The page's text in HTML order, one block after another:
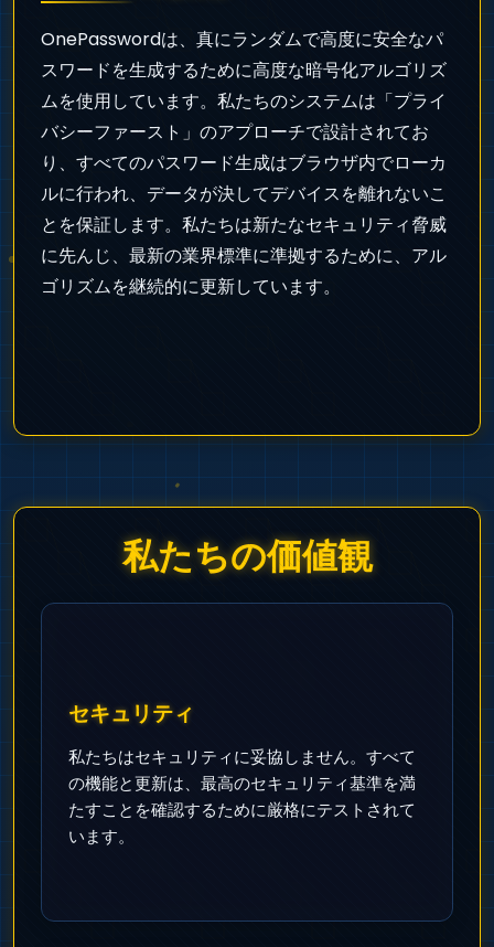
OnePasswordは、真にランダムで高度に安全なパ
スワードを生成するために高度な暗号化アルゴリズ
ムを使用しています。私たちのシステムは「プライ
バシーファースト」のアプローチで設計されてお
り、すべてのパスワード生成はブラウザ内でローカ
ルに行われ、データが決してデバイスを離れないこ
とを保証します。私たちは新たなセキュリティ脅威
に先んじ、最新の業界標準に準拠するために、アル
ゴリズムを継続的に更新しています。
私たちの価値観
セキュリティ
私たちはセキュリティに妥協しません。すべて
の機能と更新は、最高のセキュリティ基準を満
たすことを確認するために厳格にテストされて
います。